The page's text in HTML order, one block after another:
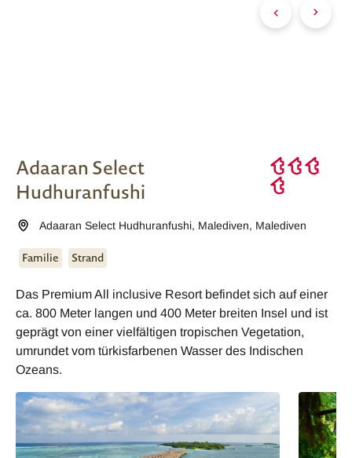
Adaaran Select
Hudhuranfushi
Adaaran Select Hudhuranfushi, Malediven, Malediven
Familie Strand
Das Premium All inclusive Resort befindet sich auf einer
ca. 800 Meter langen und 400 Meter breiten Insel und ist
geprägt von einer vielfältigen tropischen Vegetation,
umrundet vom türkisfarbenen Wasser des Indischen
Ozeans.